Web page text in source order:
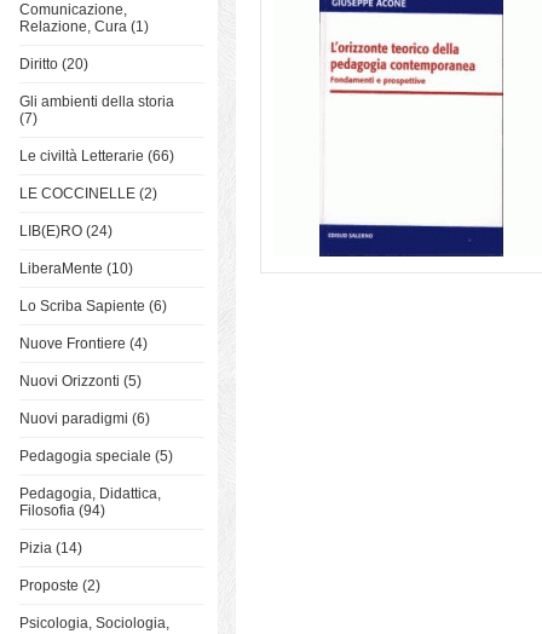
Comunicazione,
Relazione, Cura (1)
Diritto (20)
Gli ambienti della storia
(7)
Le civiltà Letterarie (66)
LE COCCINELLE (2)
LIB(E)RO (24)
LiberaMente (10)
Lo Scriba Sapiente (6)
Nuove Frontiere (4)
Nuovi Orizzonti (5)
Nuovi paradigmi (6)
Pedagogia speciale (5)
Pedagogia, Didattica,
Filosofia (94)
Pizia (14)
Proposte (2)
Psicologia, Sociologia,